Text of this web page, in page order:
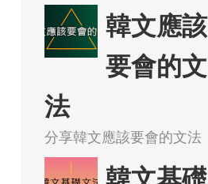
韓文應該
要會的文
法
分享韓文應該要會的文法